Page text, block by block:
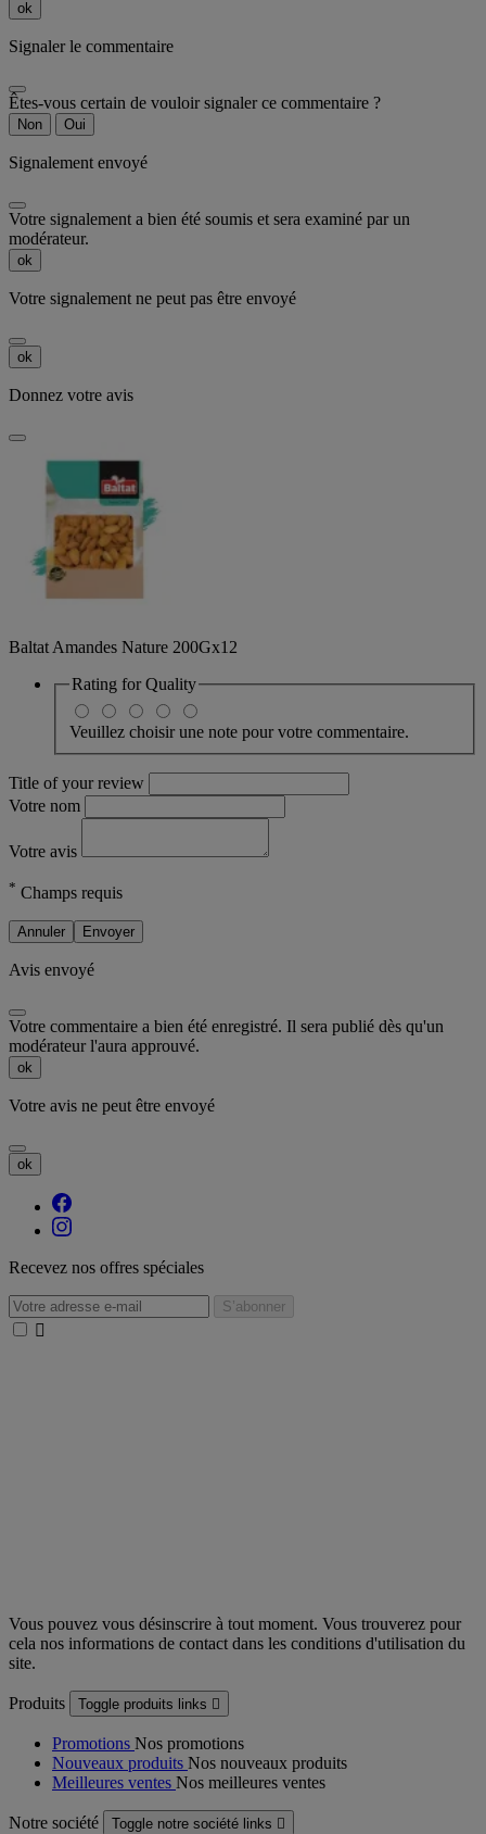
ok
Signaler le commentaire
Êtes-vous certain de vouloir signaler ce commentaire ?
Non Oui
Signalement envoyé
Votre signalement a bien été soumis et sera examiné par un
modérateur.
ok
Votre signalement ne peut pas être envoyé
ok
Donnez votre avis
Baltat Amandes Nature 200Gx12
Rating forQuality
Veuillez choisir une note pour votre commentaire.
Title of your review
Votre nom
Votre avis
* Champs requis
Annuler Envoyer
Avis envoyé
Votre commentaire a bien été enregistré. Il sera publié dès qu'un
modérateur l'aura approuvé.
ok
Votre avis ne peut être envoyé
ok
Recevez nos offres spéciales

Vous pouvez vous désinscrire à tout moment. Vous trouverez pour
cela nos informations de contact dans les conditions d'utilisation du
site.
Produits Toggle produits links 
Promotions Nos promotions
Nouveaux produits Nos nouveaux produits
Meilleures ventes Nos meilleures ventes
Notre société Toggle notre société links 